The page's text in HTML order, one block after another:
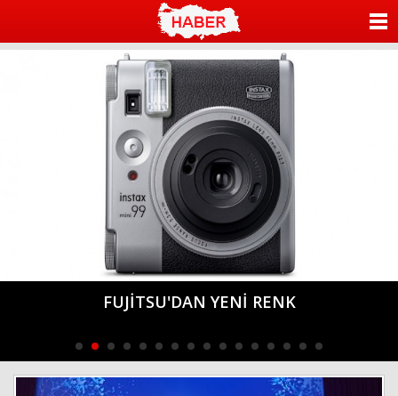
GÜVENLİK HER YERDE GÜVENLİK
KATEGORİLER
YAZARLAR
ANKETLER
FOTO GALERİ
VİDEO GALERİ
KÜNYE